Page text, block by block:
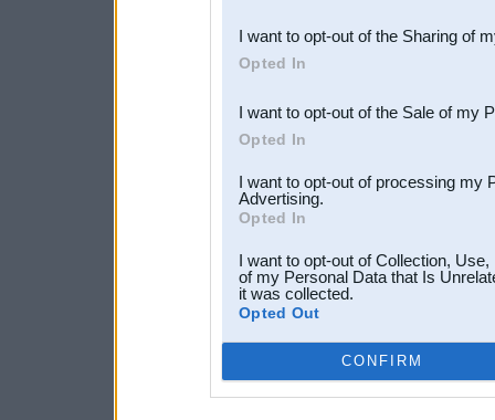
Downstream Participants
third parties.
I want to opt-out of the Sharing of
Opted In
I want to opt-out of the Sale of my
Opted In
I want to opt-out of processing my
Advertising.
Opted In
I want to opt-out of Collection,
of my Personal Data that Is
it was collected.
Opted Out
CONFIRM